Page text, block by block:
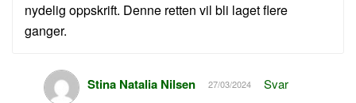
nydelig oppskrift. Denne retten vil bli laget flere
ganger.
Stina Natalia Nilsen 27/03/2024 Svar